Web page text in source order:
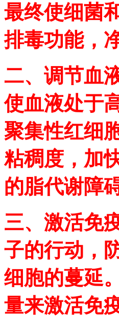
最终使细菌
排毒功能，
二、调节血
使血液处于
聚集性红细
粘稠度，加
的脂代谢障碍
三、激活免
子的行动，
细胞的蔓延
量来激活免